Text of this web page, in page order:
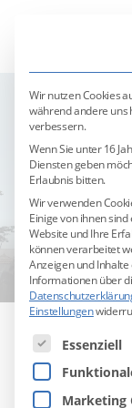
Wir nutzen Cookies
während andere uns
verbessern.
Wenn Sie unter 16
Diensten geben
Erlaubnis bitten.
Wir verwenden
Einige von ihnen
Website und Ihre
können verarbeitet
Anzeigen und
Informationen über
Einstellungen
Es folgt eine
Essenziell
Marketing